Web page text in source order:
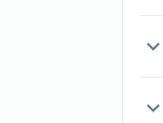
expand_more
expand_more